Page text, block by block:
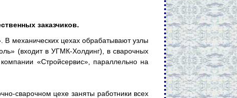
заказчиков.
механических цехах обрабатывают узлы
(входит в УГМК-Холдинг), в сварочных
«Стройсервис», параллельно на
сварочном цехе заняты работники всех